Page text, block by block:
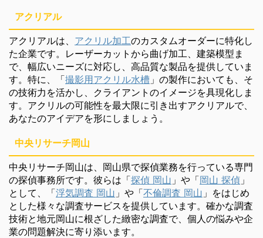
アクリアル
アクリアルは、 アクリル加工のカスタムオーダーに特化し
た企業です。レーザーカットから曲げ加工、建築模型ま
で、幅広いニーズに対応し、高品質な製品を提供していま
す。特に、「撮影用アクリル水槽 」の製作においても、そ
の技術力を活かし、クライアントのイメージを具現化しま
す。アクリルの可能性を最大限に引き出すアクリアルで、
あなたのアイデアを形にしましょう。
中央リサーチ岡山
中央リサーチ岡山は、岡山県で探偵業務を行っている専門
の探偵事務所です。彼らは「探偵 岡山 」や「岡山 探偵 」
として、「浮気調査 岡山 」や「不倫調査 岡山 」をはじめ
とした様々な調査サービスを提供しています。確かな調査
技術と地元岡山に根ざした緻密な調査で、個人の悩みや企
業の問題解決に寄り添います。